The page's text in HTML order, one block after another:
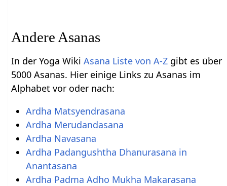
Andere Asanas
In der Yoga WikiAsana Liste von A-Z gibt es über
5000 Asanas. Hier einige Links zu Asanas im
Alphabet vor oder nach:
Ardha Matsyendrasana
Ardha Merudandasana
Ardha Navasana
Ardha Padangushtha Dhanurasana in
Anantasana
Ardha Padma Adho Mukha Makarasana